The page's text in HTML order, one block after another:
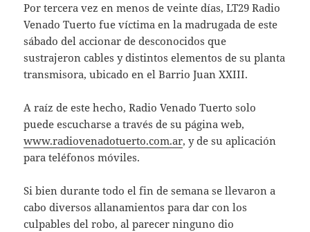
Por tercera vez en menos de veinte días, LT29 Radio
Venado Tuerto fue víctima en la madrugada de este
sábado del accionar de desconocidos que
sustrajeron cables y distintos elementos de su planta
transmisora, ubicado en el Barrio Juan XXIII.
A raíz de este hecho, Radio Venado Tuerto solo
puede escucharse a través de su página web,
www.radiovenadotuerto.com.ar, y de su aplicación
para teléfonos móviles.
Si bien durante todo el fin de semana se llevaron a
cabo diversos allanamientos para dar con los
culpables del robo, al parecer ninguno dio